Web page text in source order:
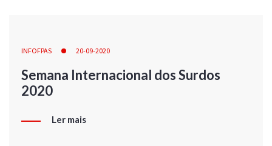
INFOFPAS 20-09-2020
Semana Internacional dos Surdos
2020
Ler mais